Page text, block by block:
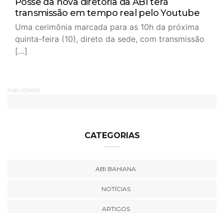
transmissão em tempo real pelo Youtube
Uma cerimônia marcada para as 10h da próxima
quinta-feira (10), direto da sede, com transmissão
[…]
PUBLICIDADE
CATEGORIAS
ABI BAHIANA
NOTÍCIAS
ARTIGOS